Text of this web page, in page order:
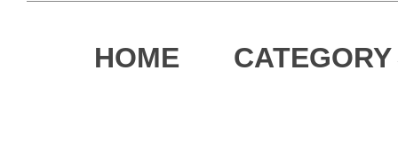
HOME CATEGORY